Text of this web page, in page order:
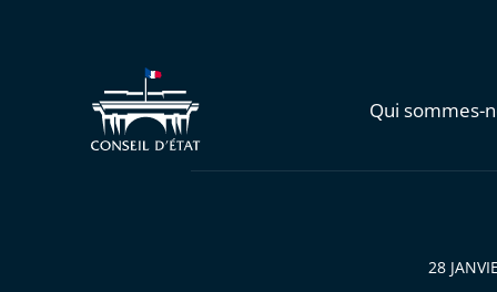
Qui sommes-
28